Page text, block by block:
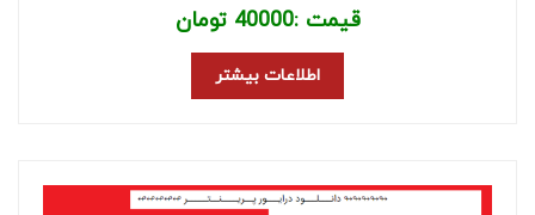
قیمت :40000 تومان
اطلاعات بیشتر